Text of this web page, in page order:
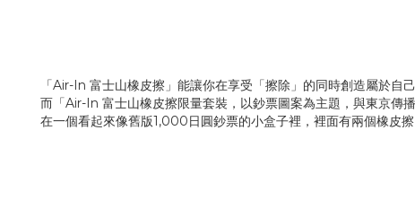
「Air-In 富士山橡皮擦」能讓你在享受「擦除」的同時創造屬於自
而「Air-In 富士山橡皮擦限量套裝，以鈔票圖案為主題，與東京傳播
在一個看起來像舊版1,000日圓鈔票的小盒子裡，裡面有兩個橡皮擦